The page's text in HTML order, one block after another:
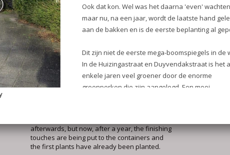
New urban greenery
Corner Franchimontlaan - Kanaalweg is
currently being greened with extra large
neighbourhood gardens.
A year ago, the residents received a letter in
the mail with this plan from the municipality.
afterwards, but now, after a year, the finishing
touches are being put to the containers and
the first plants have already been planted.